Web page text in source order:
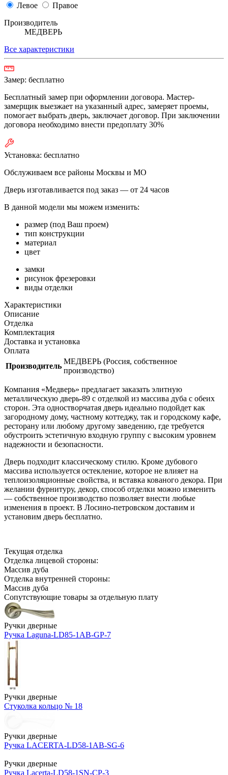
Левое
Правое
Производитель
МЕДВЕРЬ
Все характеристики
Замер: бесплатно
Бесплатный замер при оформлении договора. Мастер-
замерщик выезжает на указанный адрес, замеряет проемы,
помогает выбрать дверь, заключает договор. При заключении
договора необходимо внести предоплату 30%
Установка: бесплатно
Обслуживаем все районы Москвы и МО
Дверь изготавливается под заказ — от 24 часов
В данной модели мы можем изменить:
размер (под Ваш проем)
тип конструкции
материал
цвет
замки
рисунок фрезеровки
виды отделки
Характеристики
Описание
Отделка
Комплектация
Доставка и установка
Оплата
Производитель
МЕДВЕРЬ (Россия, собственное
производство)
Компания «Медверь» предлагает заказать элитную
металлическую дверь-89 с отделкой из массива дуба с обеих
сторон. Эта одностворчатая дверь идеально подойдет как
загородному дому, частному коттеджу, так и городскому кафе,
ресторану или любому другому заведению, где требуется
обустроить эстетичную входную группу с высоким уровнем
надежности и безопасности.
Дверь подходит классическому стилю. Кроме дубового
массива используется остекление, которое не влияет на
теплоизоляционные свойства, и вставка кованого декора. При
желании фурнитуру, декор, способ отделки можно изменить
— собственное производство позволяет внести любые
изменения в проект. В Лосино-петровском доставим и
установим дверь бесплатно.
Текущая отделка
Отделка лицевой стороны:
Массив дуба
Отделка внутренней стороны:
Массив дуба
Сопутствующие товары за отдельную плату
Ручки дверные
Ручка Laguna-LD85-1AB-GP-7
Ручки дверные
Стуколка кольцо № 18
Ручки дверные
Ручка LACERTA-LD58-1AB-SG-6
Ручки дверные
Ручка Lacerta-LD58-1SN-CP-3